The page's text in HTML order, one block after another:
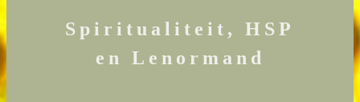
Spiritualiteit, HSP
en Lenormand